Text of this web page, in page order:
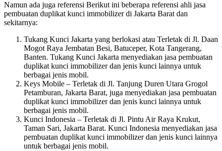
Namun ada juga referensi Berikut ini beberapa referensi ahli jasa
pembuatan duplikat kunci immobilizer di Jakarta Barat dan
sekitarnya:
Tukang Kunci Jakarta yang berlokasi atau Terletak di Jl. Daan
Mogot Raya Jembatan Besi, Batuceper, Kota Tangerang,
Banten. Tukang Kunci Jakarta menyediakan jasa pembuatan
duplikat kunci immobilizer dan jenis kunci lainnya untuk
berbagai jenis mobil.
Keys Mobile – Terletak di Jl. Tanjung Duren Utara Grogol
Petamburan, Jakarta Barat, juga menyediakan jasa pembuatan
duplikat kunci immobilizer dan jenis kunci lainnya untuk
berbagai jenis mobil.
Kunci Indonesia – Terletak di Jl. Pintu Air Raya Krukut,
Taman Sari, Jakarta Barat. Kunci Indonesia menyediakan jasa
pembuatan duplikat kunci immobilizer dan jenis kunci lainnya
untuk berbagai jenis mobil.